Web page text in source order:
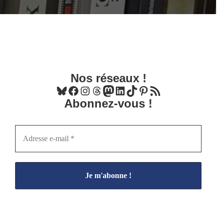
Nos réseaux !
Bluesky Facebook Instagram Threads Mastodon LinkedIn TikTok Pinterest
Flux RSS
Abonnez-vous !